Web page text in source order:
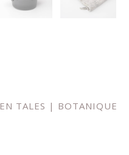
TALES | BOTANIQUE